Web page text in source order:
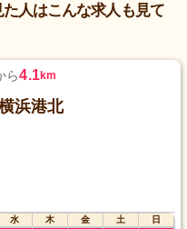
人はこんな求人も見て
ら4.1km
浜港北
水 木 金 土
日